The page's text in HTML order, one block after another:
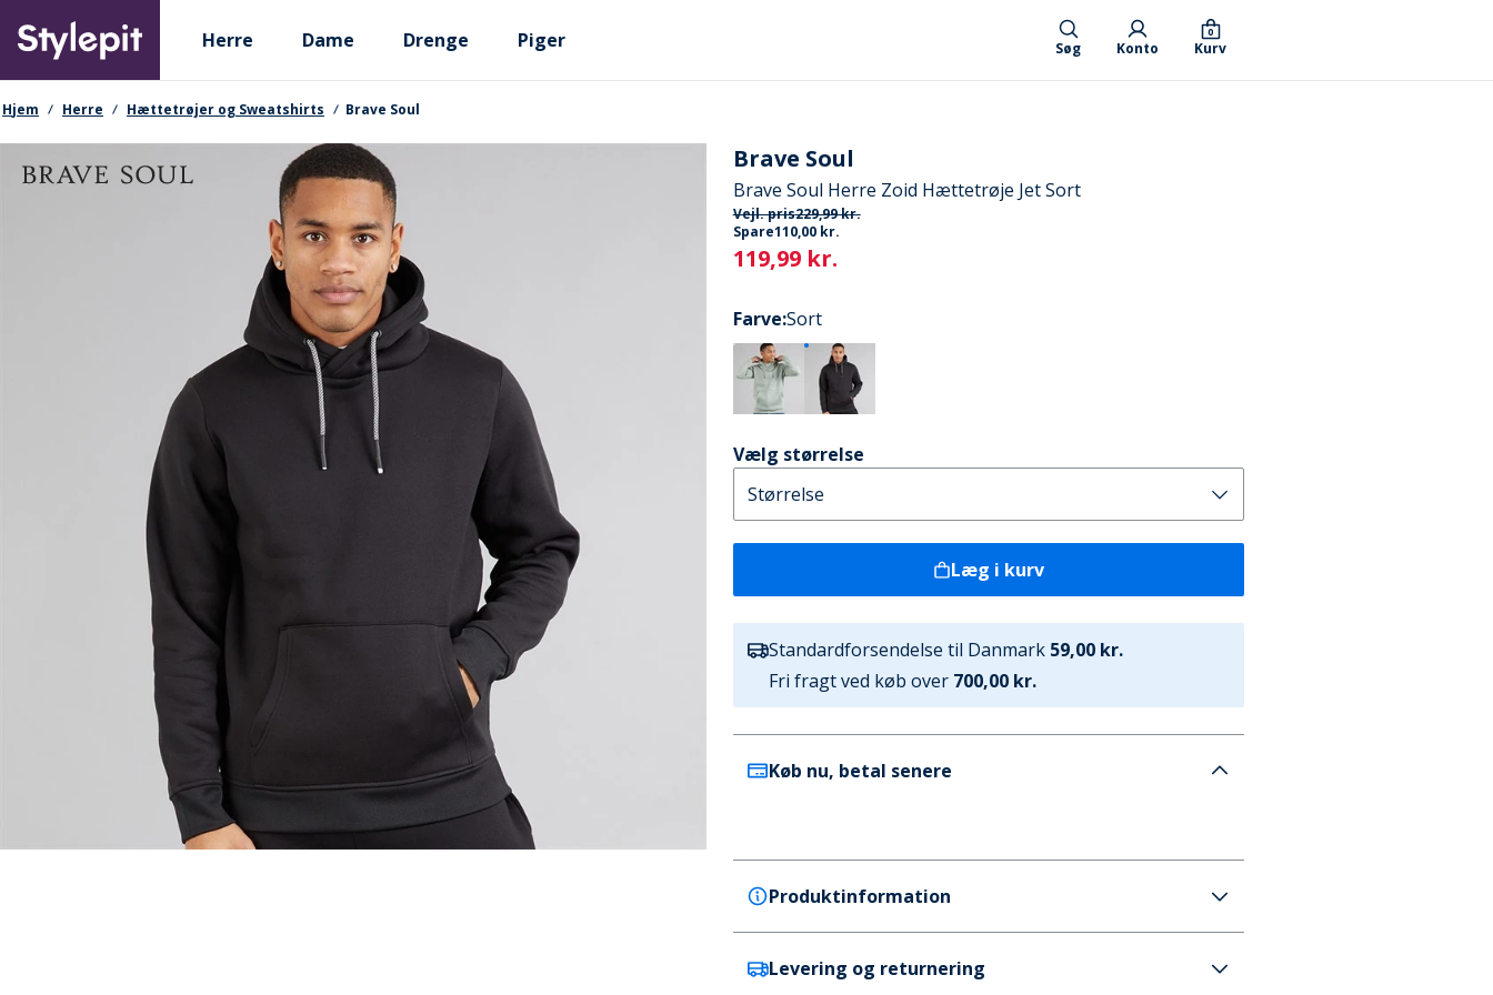
main
content
Primary departments
Herre Dame Drenge Piger Søg Konto Kurv
0
navigationssti
Hjem Herre Hættetrøjer og Sweatshirts Brave Soul
Brave Soul
Brave Soul Herre Zoid Hættetrøje Jet Sort
Vejl. pris229,99 kr.
Spare110,00 kr.
Current
119,99 kr.
Farve:Sort
Vælg størrelse
Læg i kurv
Standardforsendelse til Danmark 59,00 kr.
Fri fragt ved køb over 700,00 kr.
Køb nu, betal senere
Produktinformation
Brave Soul
Levering og returnering